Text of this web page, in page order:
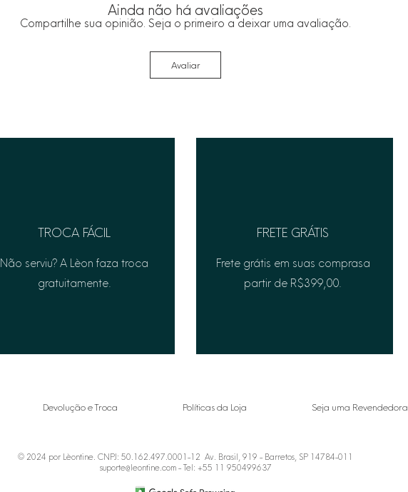
Ainda não há avaliações
Compartilhe sua opinião. Seja o primeiro a deixar uma avaliação.
Avaliar
FRETE GRÁTIS
Frete grátis em suas comprasa
partir de R$399,00.
TROCA FÁCIL
Não serviu? A Lèon faza troca
gratuitamente.
Devolução e Troca Políticas da Loja Seja uma Revendedora
© 2024 por Lèontine. CNPJ: 50.162.497.0001-12 Av. Brasil, 919 - Barretos, SP 14784-011
suporte@leontine.com- Tel: +55 11 950499637